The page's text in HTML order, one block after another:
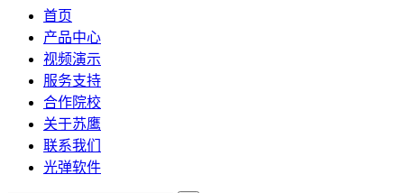
首页
产品中心
视频演示
服务支持
合作院校
关于苏鹰
联系我们
光弹软件